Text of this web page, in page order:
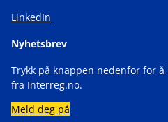
LinkedIn
Nyhetsbrev
Trykk på knappen nedenfor for
fra Interreg.no.
Meld deg på